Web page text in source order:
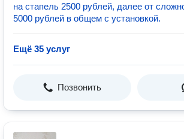
на стапель 2500 рублей, далее от
5000 рублей в общем с установкой.
Ещё 35 услуг
Позвонить